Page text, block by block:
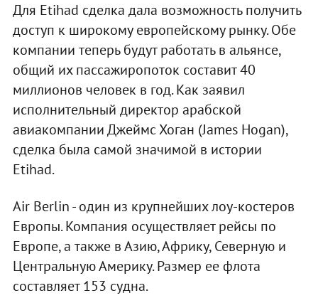
Для Etihad сделка дала возможность получить
доступ к широкому европейскому рынку. Обе
компании теперь будут работать в альянсе,
общий их пассажиропоток составит 40
миллионов человек в год. Как заявил
исполнительный директор арабской
авиакомпании Джеймс Хоган (James Hogan),
сделка была самой значимой в истории
Etihad.
Air Berlin - один из крупнейших лоу-костеров
Европы. Компания осуществляет рейсы по
Европе, а также в Азию, Африку, Северную и
Центральную Америку. Размер ее флота
составляет 153 судна.